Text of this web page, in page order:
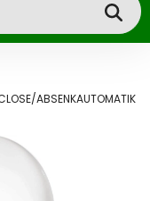
ABSENKAUTOMATIK